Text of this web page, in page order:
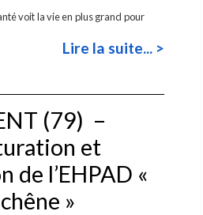
voit la vie en plus grand pour
Lire la suite... >
(79) –
et
de l’EHPAD «
»